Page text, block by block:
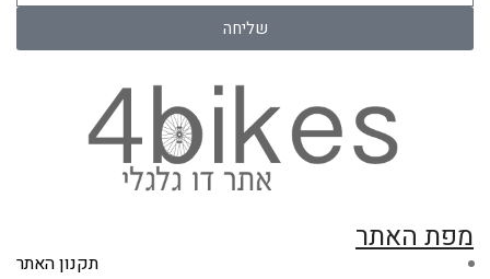
שליחה
מפת האתר
תקנון האתר